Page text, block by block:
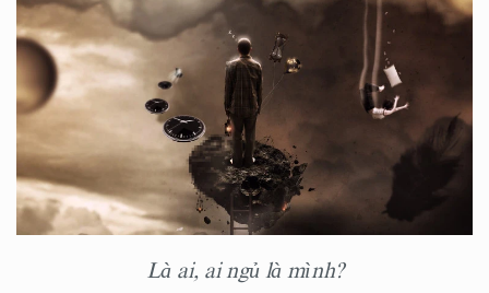
Là ai, ai ngủ là mình?